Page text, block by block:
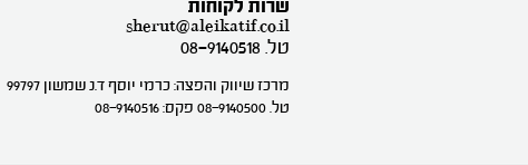
שרות לקוחות
sherut@aleikatif.co.il
טל. 08-9140518
מרכז שיווק והפצה: כרמי יוסף ד.נ שמשון 99797
טל. 08-9140500 פקס: 08-9140516